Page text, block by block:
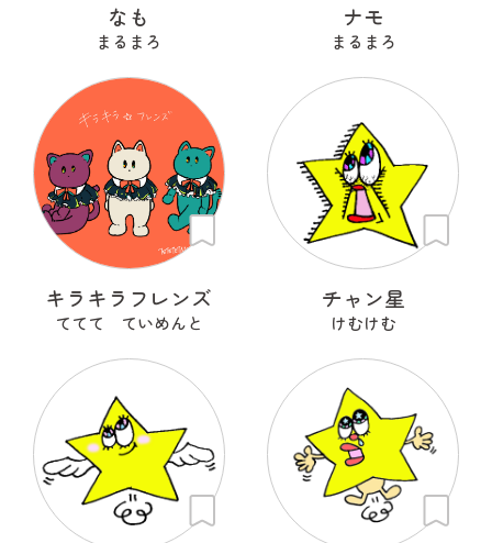
なも
まるまろ
ナモ
まるまろ
キラキラフレンズ
ててて ていめんと
チャン星
けむけむ